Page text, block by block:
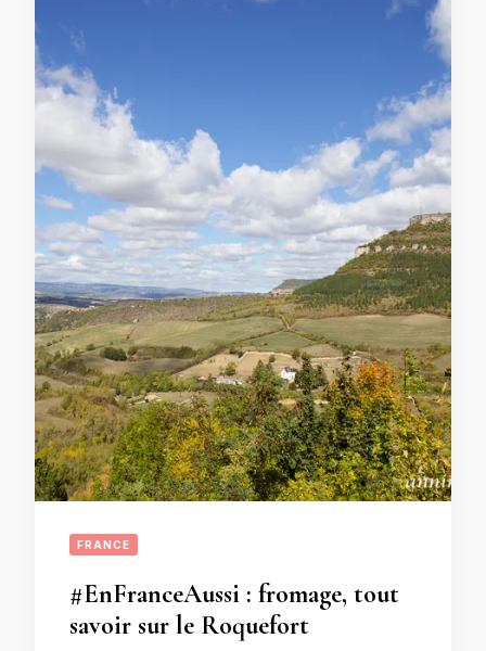
FRANCE
#EnFranceAussi : fromage, tout
savoir sur le Roquefort